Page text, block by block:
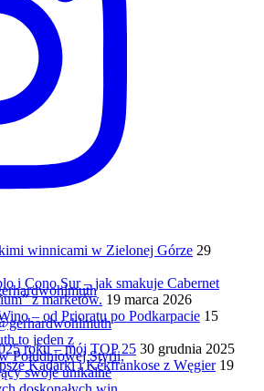
winnicami w Zielonej Górze 29
i Cono Sur – jak smakuje Cabernet
z marketów. 19 marca 2026
– od Prioratu po Podkarpacie 15
roku – mój TOP 25 30 grudnia 2025
Kadarki i Kékfrankose z Węgier 19